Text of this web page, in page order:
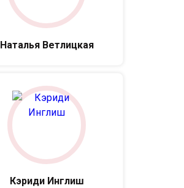
Наталья Ветлицкая
Кэриди Инглиш